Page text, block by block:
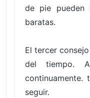
de pie pueden
baratas.
El tercer
del tiempo.
continuamente.
seguir.